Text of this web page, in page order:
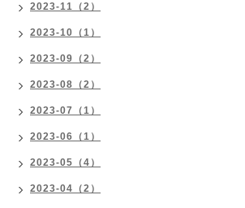
2023-11（2）
2023-10（1）
2023-09（2）
2023-08（2）
2023-07（1）
2023-06（1）
2023-05（4）
2023-04（2）